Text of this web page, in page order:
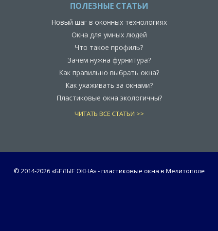
ПОЛЕЗНЫЕ СТАТЬИ
Новый шаг в оконных технологиях
Окна для умных людей
Что такое профиль?
Зачем нужна фурнитура?
Как правильно выбрать окна?
Как ухаживать за окнами?
Пластиковые окна экологичны?
ЧИТАТЬ ВСЕ СТАТЬИ >>
© 2014-2026 «БЕЛЫЕ ОКНА» - пластиковые окна в Мелитополе